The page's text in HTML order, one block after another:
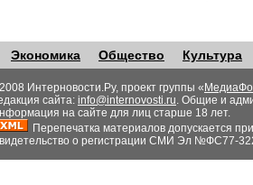
Экономика Общество Культура
Интерновости.Ру, проект группы «
сайта: info@internovosti.ru. Общие и
на сайте для лиц старше 18 лет.
Перепечатка материалов допускается
о регистрации СМИ Эл №ФС77-